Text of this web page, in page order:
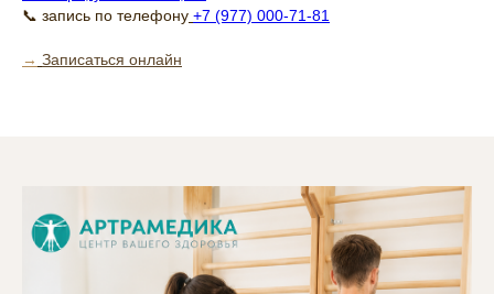
📞 запись по телефону +7 (977) 000-71-81
→ Записаться онлайн